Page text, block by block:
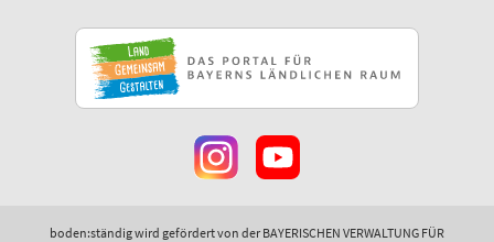
boden:ständig wird gefördert von der BAYERISCHEN VERWALTUNG FÜR